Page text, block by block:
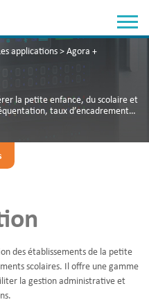
applications>Agora +
la petite enfance, du scolaire et
taux d’encadrement…
des établissements de la petite
scolaires. Il offre une gamme
la gestion administrative et